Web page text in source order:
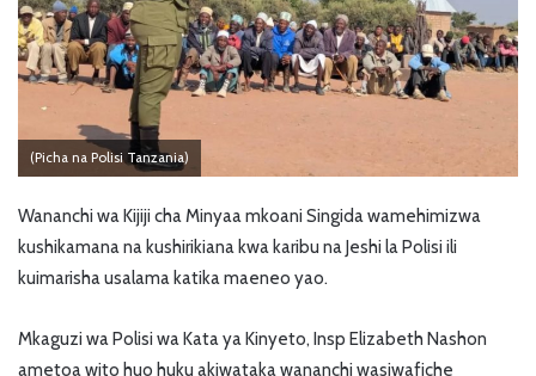
(Picha na Polisi Tanzania)
Wananchi wa Kijiji cha Minyaa mkoani Singida wamehimizwa
kushikamana na kushirikiana kwa karibu na Jeshi la Polisi ili
kuimarisha usalama katika maeneo yao.
Mkaguzi wa Polisi wa Kata ya Kinyeto, Insp Elizabeth Nashon
ametoa wito huo huku akiwataka wananchi wasiwafiche